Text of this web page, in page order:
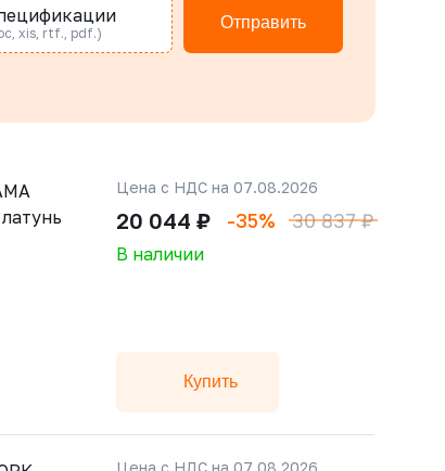
xis, rtf., pdf.)
Отправить
Цена с НДС на 07.08.2026
20 044 ₽ -35% 30 837 ₽
В наличии
Купить
Цена с НДС на 07.08.2026